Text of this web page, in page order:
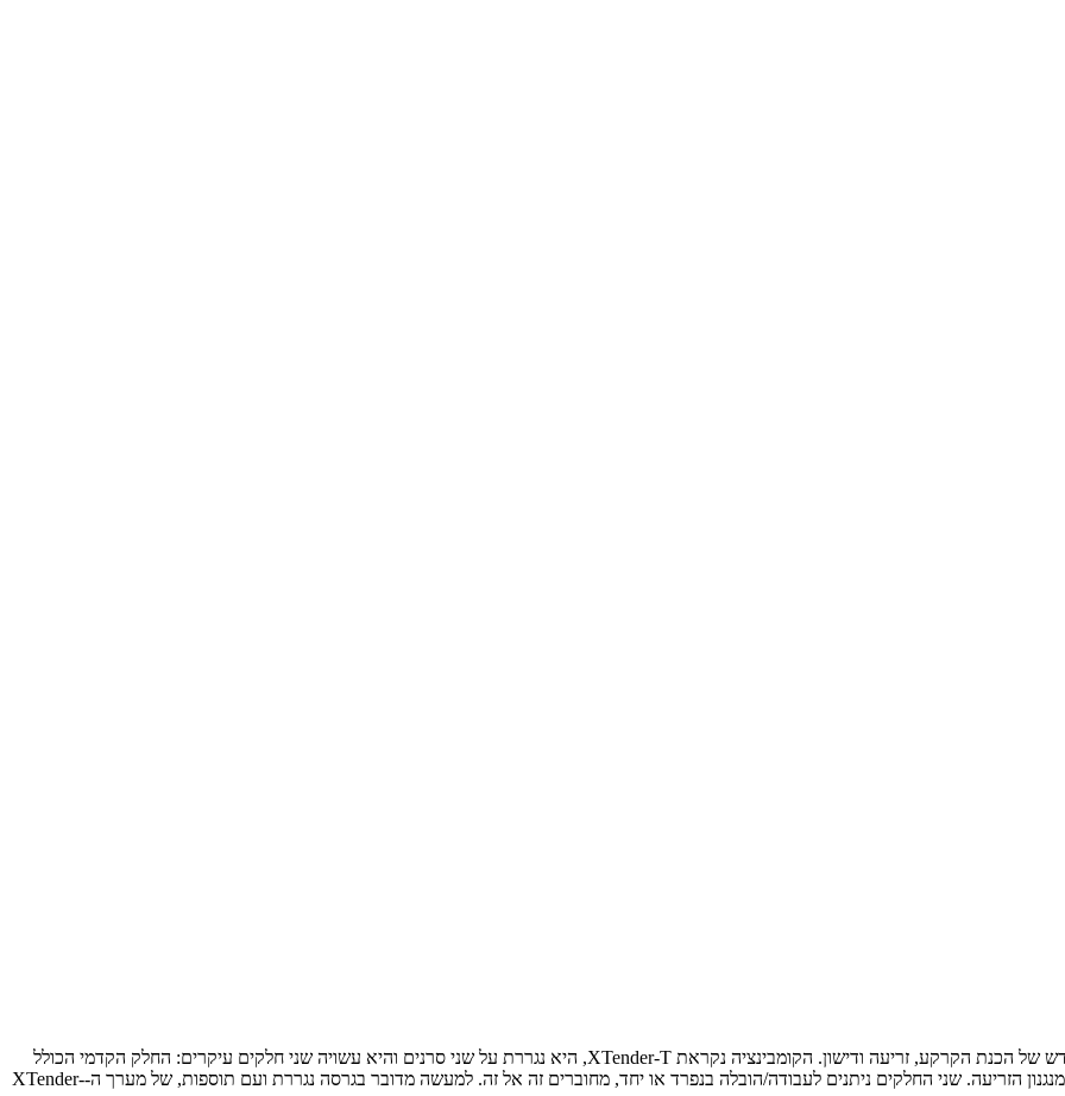
ענקית המיכון החקלאי הגרמנייה אמזון (Amazone) משיקה מערך משולב חדש של הכנת הקרקע, זריעה ודישון. הקומבינציה נקראת XTender-T, היא נגררת על שני סרנים והיא עשויה שני חלקים עיקרים: החלק הקדמי הכולל
את מיכלי הדישון/זרעים, והחלק האחורי הכולל את מערכת צלחות העיבוד ומנגנון הזריעה. שני החלקים ניתנים לעבודה/הובלה בנפרד או יחד, מחוברים זה אל זה. למעשה מדובר בגרסה נגררת ועם תוספות, של מערך ה-XTender-